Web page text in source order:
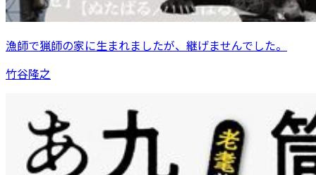
漁師で猟師の家に生まれましたが、継げませんでした。
竹谷隆之